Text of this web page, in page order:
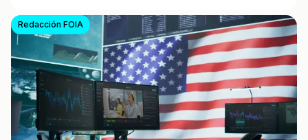
Redacción FOIA